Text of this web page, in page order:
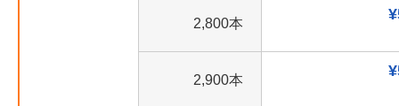
2,800本
2,900本